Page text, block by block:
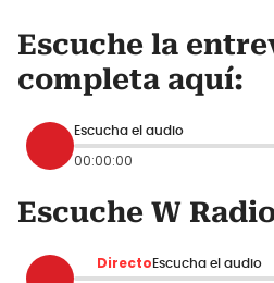
Escuche la
completa aquí:
Escucha el audio
00:00:00
Escuche W
Directo Escucha el audio